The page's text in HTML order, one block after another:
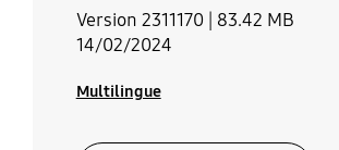
Version 2311170 | 83.42 MB
14/02/2024
Multilingue